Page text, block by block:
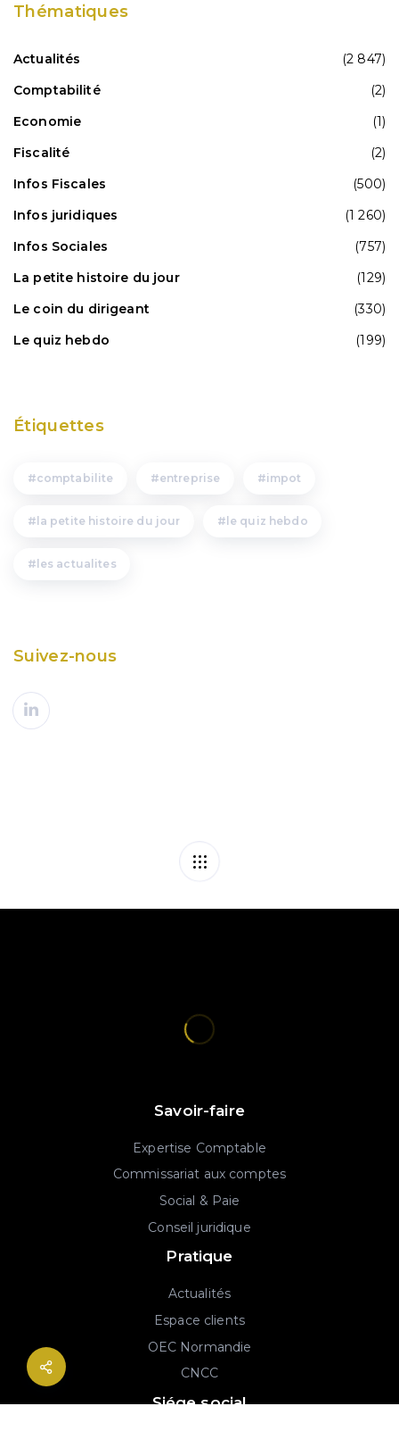
Thématiques
Actualités
(2 847)
Comptabilité
(2)
Economie
(1)
Fiscalité
(2)
Infos Fiscales
(500)
Infos juridiques
(1 260)
Infos Sociales
(757)
La petite histoire du jour
(129)
Le coin du dirigeant
(330)
Le quiz hebdo
(199)
Étiquettes
comptabilite entreprise impot
la petite histoire du jour le quiz hebdo
les actualites
Suivez-nous
Savoir-faire
Expertise Comptable
Commissariat aux comptes
Social & Paie
Conseil juridique
Pratique
Actualités
Espace clients
OEC Normandie
CNCC
Siége social